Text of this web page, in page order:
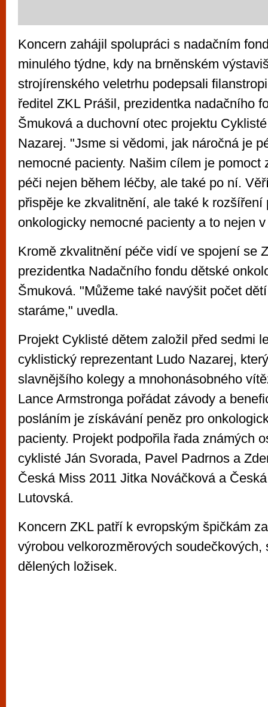
Koncern zahájil spolupráci s nadačním
minulého týdne, kdy na brněnském
strojírenského veletrhu podepsali
ředitel ZKL Prášil, prezidentka nadačního
Šmuková a duchovní otec projektu
Nazarej. "Jsme si vědomi, jak náročná je
nemocné pacienty. Našim cílem je pomoct
péči nejen během léčby, ale také po ní.
přispěje ke zkvalitnění, ale také k rozšíření
onkologicky nemocné pacienty a to nejen
Kromě zkvalitnění péče vidí ve spojení se
prezidentka Nadačního fondu dětské
Šmuková. "Můžeme také navýšit počet
staráme," uvedla.
Projekt Cyklisté dětem založil před sedmi
cyklistický reprezentant Ludo Nazarej,
slavnějšího kolegy a mnohonásobného
Lance Armstronga pořádat závody a
posláním je získávání peněz pro
pacienty. Projekt podpořila řada známých
cyklisté Ján Svorada, Pavel Padrnos a
Česká Miss 2011 Jitka Nováčková a
Lutovská.
Koncern ZKL patří k evropským špičkám
výrobou velkorozměrových soudečkových,
dělených ložisek.